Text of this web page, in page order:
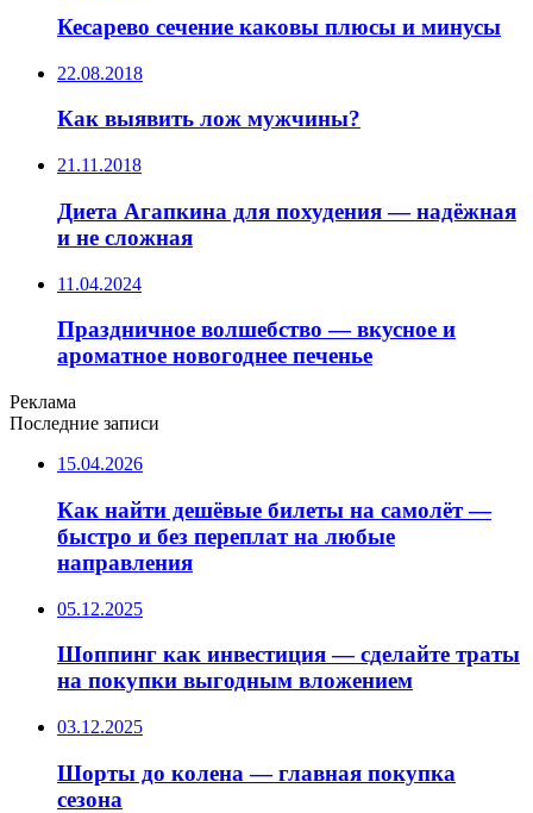
Кесарево сечение каковы плюсы и минусы
22.08.2018
Как выявить лож мужчины?
21.11.2018
Диета Агапкина для похудения — надёжная
и не сложная
11.04.2024
Праздничное волшебство — вкусное и
ароматное новогоднее печенье
Реклама
Последние записи
15.04.2026
Как найти дешёвые билеты на самолёт —
быстро и без переплат на любые
направления
05.12.2025
Шоппинг как инвестиция — сделайте траты
на покупки выгодным вложением
03.12.2025
Шорты до колена — главная покупка
сезона